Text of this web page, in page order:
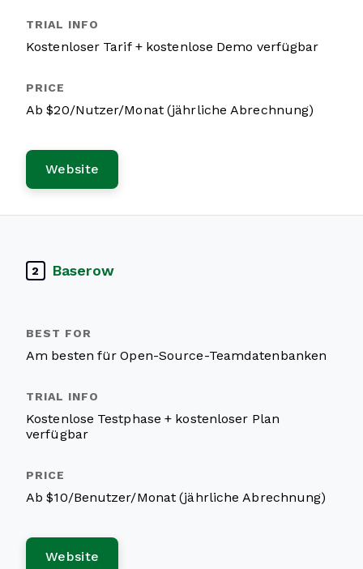
Kostenloser Tarif + kostenlose Demo verfügbar
Ab $20/Nutzer/Monat (jährliche Abrechnung)
Website
2 Baserow
Am besten für Open-Source-Teamdatenbanken
Kostenlose Testphase + kostenloser Plan
verfügbar
Ab $10/Benutzer/Monat (jährliche Abrechnung)
Website